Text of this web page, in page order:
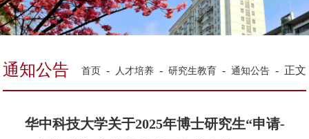
通知公告 首页 - 人才培养 - 研究生教育 - 通知公告 - 正文
华中科技大学关于2025年博士研究生“申请-